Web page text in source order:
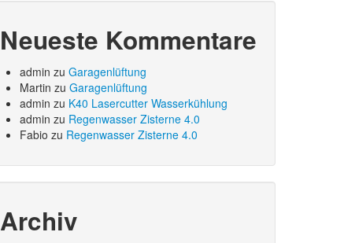
Neueste Kommentare
admin zu Garagenlüftung
Martin zu Garagenlüftung
admin zu K40 Lasercutter Wasserkühlung
admin zu Regenwasser Zisterne 4.0
Fabio zu Regenwasser Zisterne 4.0
Archiv